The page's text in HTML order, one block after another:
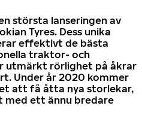
största lanseringen av
Tyres. Dess unika
effektivt de bästa
traktor- och
utmärkt rörlighet på åkrar
Under år 2020 kommer
att få åtta nya storlekar,
ett ännu bredare